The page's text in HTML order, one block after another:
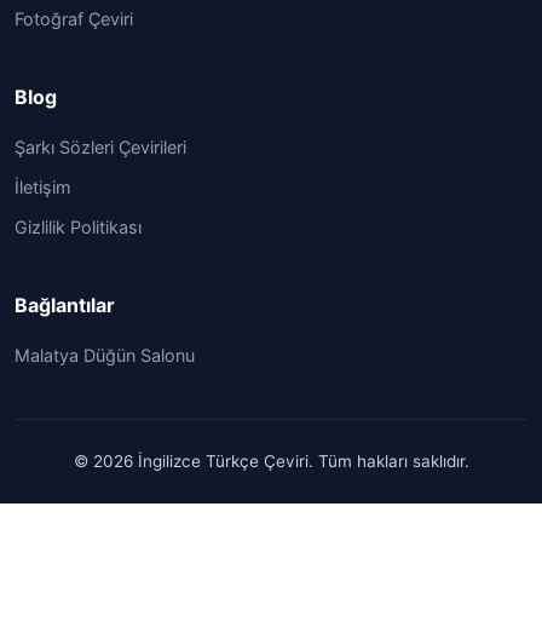
Fotoğraf Çeviri
Blog
Şarkı Sözleri Çevirileri
İletişim
Gizlilik Politikası
Bağlantılar
Malatya Düğün Salonu
© 2026 İngilizce Türkçe Çeviri. Tüm hakları saklıdır.